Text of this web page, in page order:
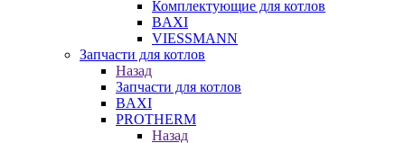
Комплектующие для котлов
BAXI
VIESSMANN
Запчасти для котлов
Назад
Запчасти для котлов
BAXI
PROTHERM
Назад